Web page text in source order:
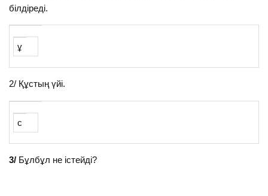
білдіреді.
ұ
2/ Құстың үйі.
с
3/ Бұлбұл не істейді?